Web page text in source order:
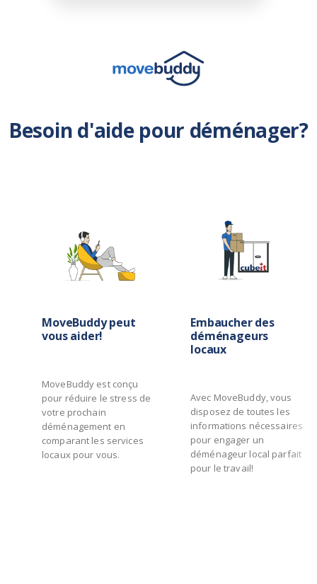
Besoin d'aide pour déménager?
MoveBuddy peut
vous aider!
MoveBuddy est conçu
pour réduire le stress de
votre prochain
déménagement en
comparant les services
locaux pour vous.
Embaucher des
déménageurs
locaux
Avec MoveBuddy, vous
disposez de toutes les
informations nécessaires
pour engager un
déménageur local parfait
pour le travail!